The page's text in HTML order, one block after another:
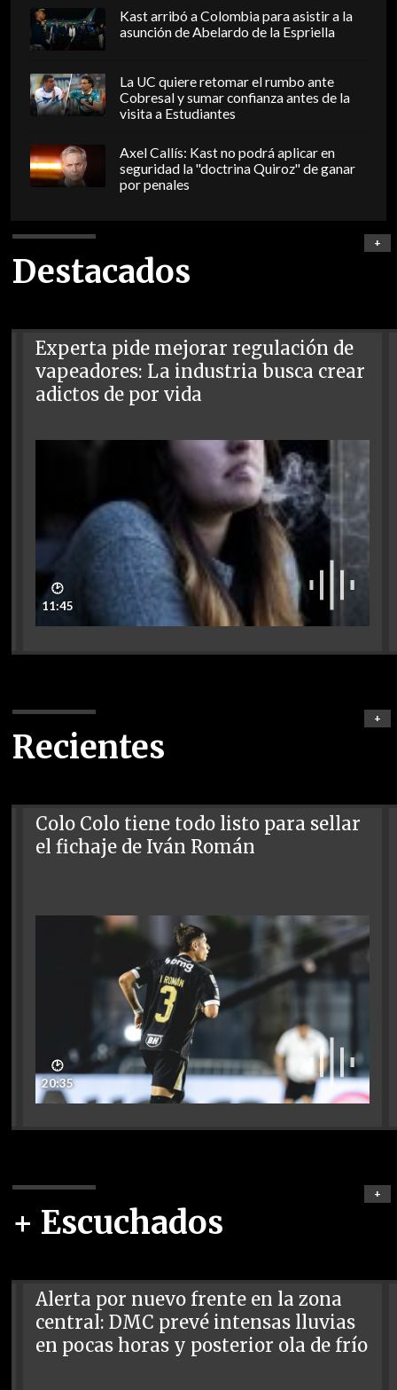
Kast arribó a Colombia para asistir a la
asunción de Abelardo de la Espriella
La UC quiere retomar el rumbo ante
Cobresal y sumar confianza antes de la
visita a Estudiantes
Axel Callís: Kast no podrá aplicar en
seguridad la "doctrina Quiroz" de ganar
por penales
Destacados
+
Experta pide mejorar regulación de
vapeadores: La industria busca crear
adictos de por vida
🕑
11:45
Recientes
+
Colo Colo tiene todo listo para sellar
el fichaje de Iván Román
🕑
20:35
+ Escuchados
+
Alerta por nuevo frente en la zona
central: DMC prevé intensas lluvias
en pocas horas y posterior ola de frío